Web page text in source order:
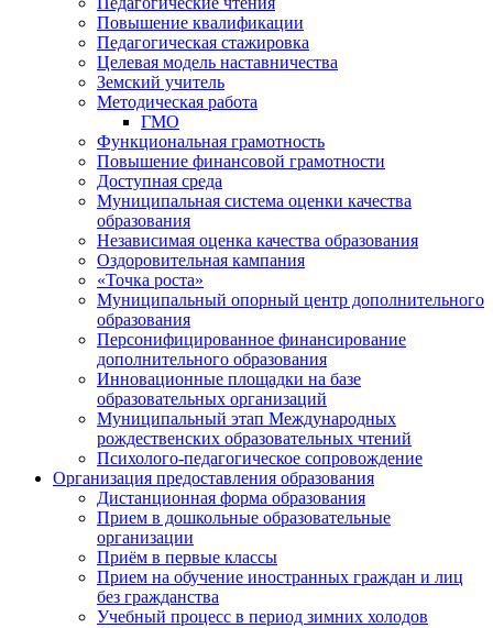
Повышение квалификации
Педагогическая стажировка
Целевая модель наставничества
Земский учитель
Методическая работа
ГМО
Функциональная грамотность
Повышение финансовой грамотности
Доступная среда
Муниципальная система оценки качества
образования
Независимая оценка качества образования
Оздоровительная кампания
«Точка роста»
Муниципальный опорный центр дополнительного
образования
Персонифицированное финансирование
дополнительного образования
Инновационные площадки на базе
образовательных организаций
Муниципальный этап Международных
рождественских образовательных чтений
Психолого-педагогическое сопровождение
Организация предоставления образования
Дистанционная форма образования
Прием в дошкольные образовательные
организации
Приём в первые классы
Прием на обучение иностранных граждан и лиц
без гражданства
Учебный процесс в период зимних холодов